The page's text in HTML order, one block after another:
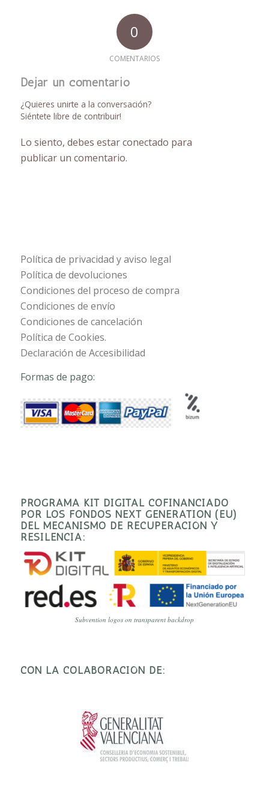
0
COMENTARIOS
Dejar un comentario
¿Quieres unirte a la conversación?
Siéntete libre de contribuir!
Lo siento, debes estarconectado para
publicar un comentario.
Política de privacidad y aviso legal
Política de devoluciones
Condiciones del proceso de compra
Condiciones de envío
Condiciones de cancelación
Política de Cookies.
Declaración de Accesibilidad
Formas de pago:
PROGRAMA KIT DIGITAL COFINANCIADO
POR LOS FONDOS NEXT GENERATION (EU)
DEL MECANISMO DE RECUPERACIÓN Y
RESILENCIA:
Subvention logos on transparent backdrop
CON LA COLABORACIÓN DE: